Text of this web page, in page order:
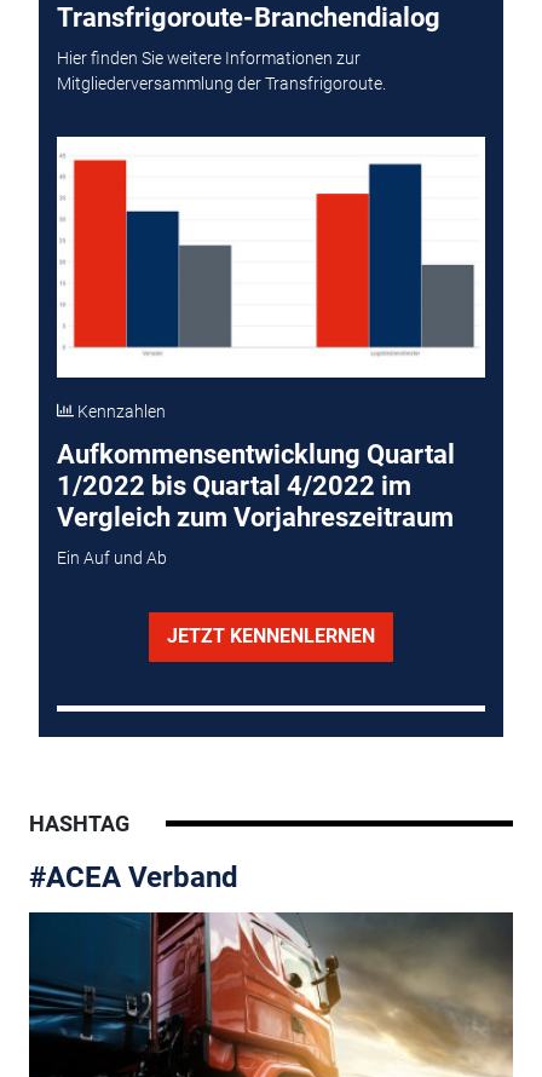
Transfrigoroute-Branchendialog
Hier finden Sie weitere Informationen zur
Mitgliederversammlung der Transfrigoroute.
Kennzahlen
Aufkommensentwicklung Quartal
1/2022 bis Quartal 4/2022 im
Vergleich zum Vorjahreszeitraum
Ein Auf und Ab
JETZT KENNENLERNEN
HASHTAG
#ACEA Verband